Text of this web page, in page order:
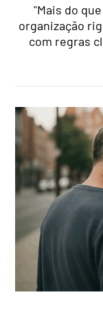
"Mais do
organização
com regras